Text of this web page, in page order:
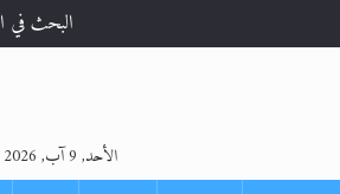
البحث
الأحد, 9 آب, 2026